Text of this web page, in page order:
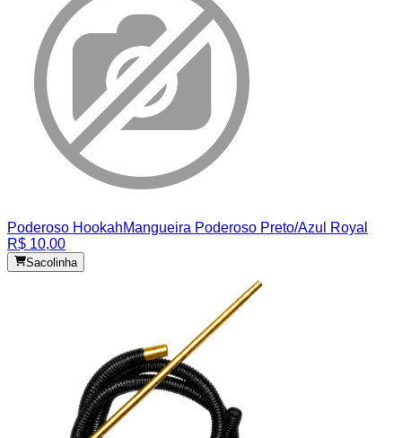
Poderoso HookahMangueira Poderoso Preto/Azul Royal
R$ 10,00
Sacolinha